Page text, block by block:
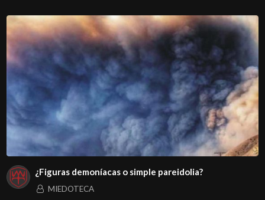
¿Figuras demoníacas o simple pareidolia?
MIEDOTECA